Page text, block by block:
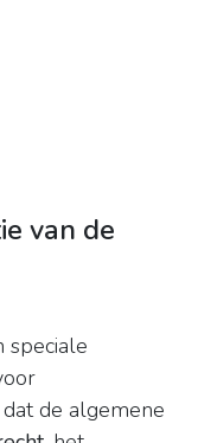
van de
speciale
de algemene